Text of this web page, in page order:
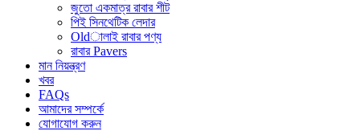
জুতো একমাত্র রাবার শীট
পিই সিনথেটিক লেদার
Oldালাই রাবার পণ্য
রাবার Pavers
মান নিয়ন্ত্রণ
খবর
FAQs
আমাদের সম্পর্কে
যোগাযোগ করুন